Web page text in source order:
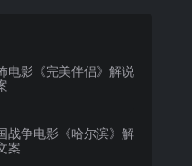
电影《完美伴侣》解说
战争电影《哈尔滨》解
案